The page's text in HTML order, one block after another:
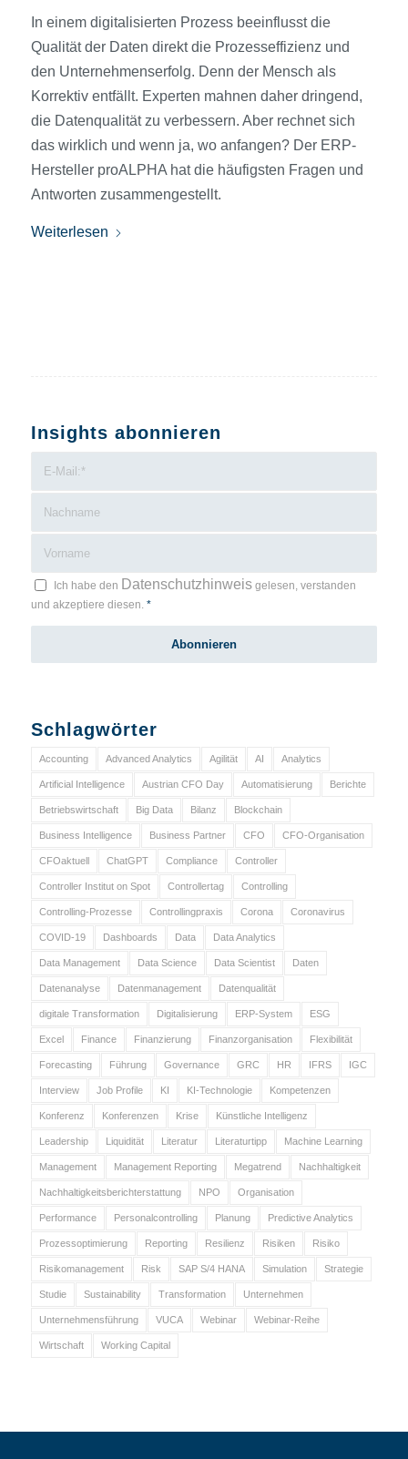
In einem digitalisierten Prozess beeinflusst die
Qualität der Daten direkt die Prozesseffizienz und
den Unternehmenserfolg. Denn der Mensch als
Korrektiv entfällt. Experten mahnen daher dringend,
die Datenqualität zu verbessern. Aber rechnet sich
das wirklich und wenn ja, wo anfangen? Der ERP-
Hersteller proALPHA hat die häufigsten Fragen und
Antworten zusammengestellt.
Weiterlesen
Insights abonnieren
Ich habe den Datenschutzhinweisgelesen, verstanden
und akzeptiere diesen. *
Schlagwörter
Accounting Advanced Analytics Agilität AI Analytics
Artificial Intelligence Austrian CFO Day Automatisierung Berichte
Betriebswirtschaft Big Data Bilanz Blockchain
Business Intelligence Business Partner CFO CFO-Organisation
CFOaktuell ChatGPT Compliance Controller
Controller Institut on Spot Controllertag Controlling
Controlling-Prozesse Controllingpraxis Corona Coronavirus
COVID-19 Dashboards Data Data Analytics
Data Management Data Science Data Scientist Daten
Datenanalyse Datenmanagement Datenqualität
digitale Transformation Digitalisierung ERP-System ESG
Excel Finance Finanzierung Finanzorganisation Flexibilität
Forecasting Führung Governance GRC HR IFRS IGC
Interview Job Profile KI KI-Technologie Kompetenzen
Konferenz Konferenzen Krise Künstliche Intelligenz
Leadership Liquidität Literatur Literaturtipp Machine Learning
Management Management Reporting Megatrend Nachhaltigkeit
Nachhaltigkeitsberichterstattung NPO Organisation
Performance Personalcontrolling Planung Predictive Analytics
Prozessoptimierung Reporting Resilienz Risiken Risiko
Risikomanagement Risk SAP S/4 HANA Simulation Strategie
Studie Sustainability Transformation Unternehmen
Unternehmensführung VUCA Webinar Webinar-Reihe
Wirtschaft Working Capital